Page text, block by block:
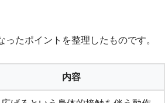
ったポイントを整理したものです。
内容